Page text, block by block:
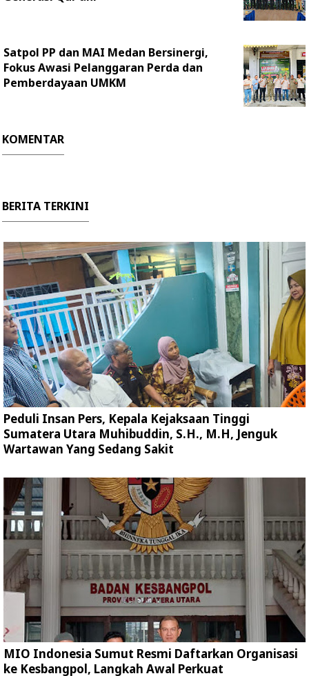
Satpol PP dan MAI Medan Bersinergi,
Fokus Awasi Pelanggaran Perda dan
Pemberdayaan UMKM
KOMENTAR
BERITA TERKINI
Peduli Insan Pers, Kepala Kejaksaan Tinggi
Sumatera Utara Muhibuddin, S.H., M.H, Jenguk
Wartawan Yang Sedang Sakit
MIO Indonesia Sumut Resmi Daftarkan Organisasi
ke Kesbangpol, Langkah Awal Perkuat